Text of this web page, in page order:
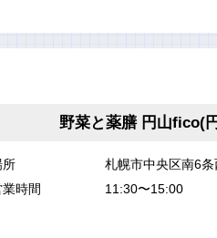
野菜と薬膳 円山fico(
所
札幌市中央区南6
業時間
11:30〜15:00